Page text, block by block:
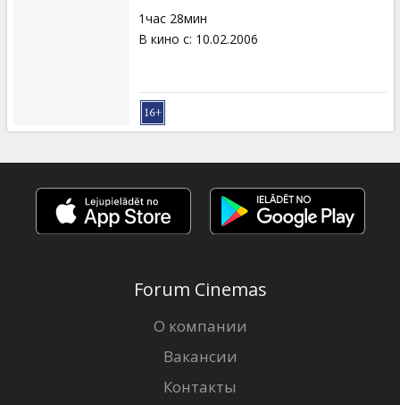
1час 28мин
В кино с: 10.02.2006
Forum Cinemas
О компании
Вакансии
Контакты